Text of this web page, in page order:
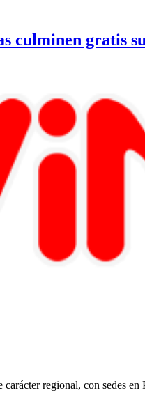
culminen gratis
regional, con sedes